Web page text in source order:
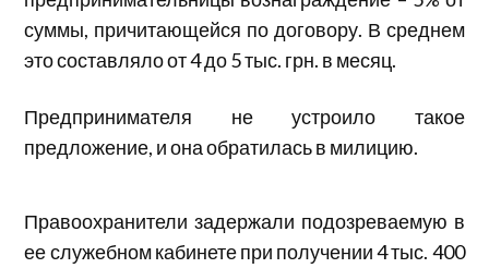
суммы, причитающейся по договору. В среднем
это составляло от 4 до 5 тыс. грн. в месяц.
Предпринимателя не устроило такое
предложение, и она обратилась в милицию.
Правоохранители задержали подозреваемую в
ее служебном кабинете при получении 4 тыс. 400